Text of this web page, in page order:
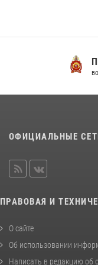
ОФИЦИАЛЬНЫЕ
ПРАВОВАЯ И
О сайте
Об использовании
Написать в редакцию об